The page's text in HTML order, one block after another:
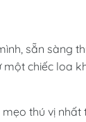
sẵn sàng
một chiếc loa
thú vị